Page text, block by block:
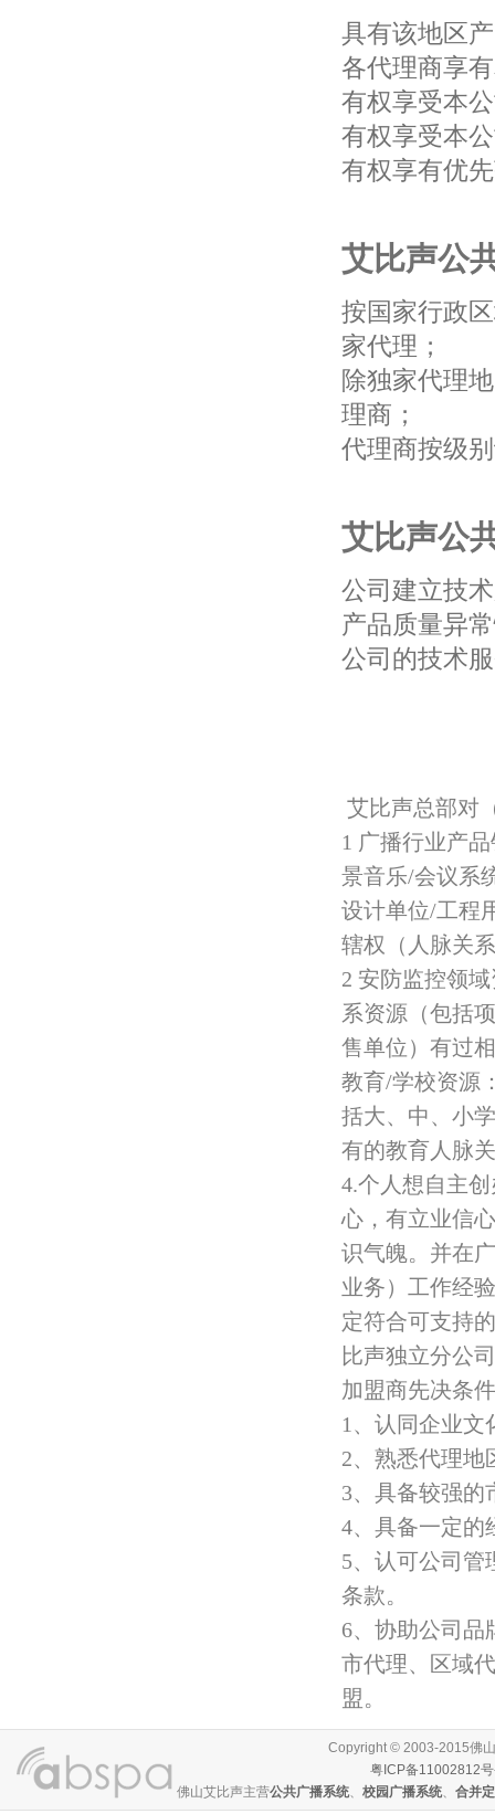
具有该地区
各代理商享
有权享受本
有权享受本
有权享有优
艾比声公
按国家行政
家代理；
除独家代理
理商；
代理商按级
艾比声公
公司建立技
产品质量异
公司的技术
艾比声总部对
1 广播行业产
景音乐/会议系
设计单位/工程
辖权（人脉关
2 安防监控领
系资源（包括
售单位）有过
教育/学校资源
括大、中、小
有的教育人脉
4.个人想自主
心，有立业信
识气魄。并在
业务）工作经
定符合可支持
比声独立分公
加盟商先决条
1、认同企业
2、熟悉代理地
3、具备较强的
4、具备一定的
5、认可公司管
条款。
6、协助公司品
市代理、区域
盟。
Copyright © 2003-2015佛
粤ICP备11002812
佛山艾比声主营公共广播系统、 校园广播系统、 合并